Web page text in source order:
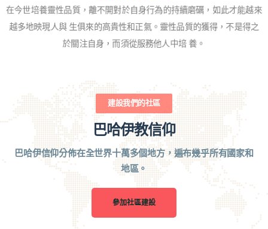
在今世培養靈性品質，離不開對於自身行為的持續磨礪，如此才能越來
越多地映現人與 生俱來的高貴性和正氣。靈性品質的獲得，不是得之
於關注自身，而須從服務他人中培 養。
建設我們的社區
巴哈伊教信仰
巴哈伊信仰分佈在全世界十萬多個地方，遍布幾乎所有國家和
地區。
參加社區建設